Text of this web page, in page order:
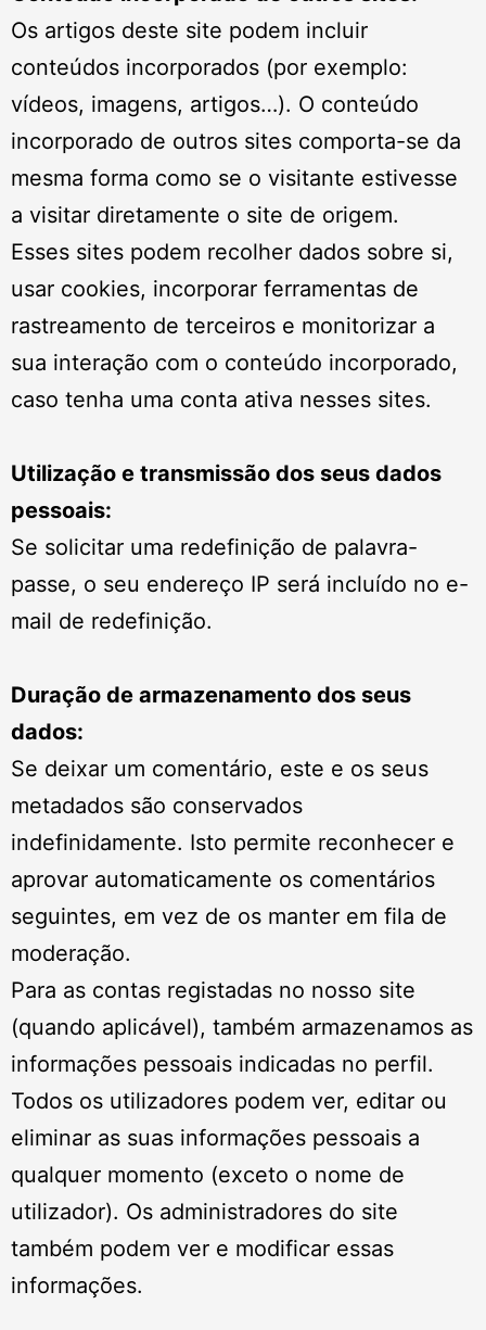
Os artigos deste site podem incluir
conteúdos incorporados (por exemplo:
vídeos, imagens, artigos…). O conteúdo
incorporado de outros sites comporta-se da
mesma forma como se o visitante estivesse
a visitar diretamente o site de origem.
Esses sites podem recolher dados sobre si,
usar cookies, incorporar ferramentas de
rastreamento de terceiros e monitorizar a
sua interação com o conteúdo incorporado,
caso tenha uma conta ativa nesses sites.
Utilização e transmissão dos seus dados
pessoais:
Se solicitar uma redefinição de palavra-
passe, o seu endereço IP será incluído no e-
mail de redefinição.
Duração de armazenamento dos seus
dados:
Se deixar um comentário, este e os seus
metadados são conservados
indefinidamente. Isto permite reconhecer e
aprovar automaticamente os comentários
seguintes, em vez de os manter em fila de
moderação.
Para as contas registadas no nosso site
(quando aplicável), também armazenamos as
informações pessoais indicadas no perfil.
Todos os utilizadores podem ver, editar ou
eliminar as suas informações pessoais a
qualquer momento (exceto o nome de
utilizador). Os administradores do site
também podem ver e modificar essas
informações.